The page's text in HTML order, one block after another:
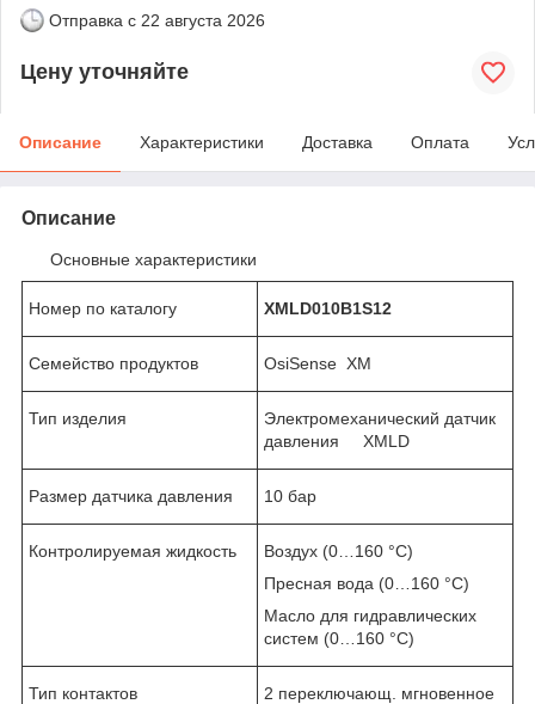
Отправка с 22 августа 2026
Цену уточняйте
Описание Характеристики Доставка Оплата
Описание
Основные характеристики
Номер по каталогу XMLD010B1S12
Семейство продуктов OsiSense XM
Тип изделия
Электромеханический датчик
давления XMLD
Размер датчика давления 10 бар
Контролируемая жидкость
Воздух (0…160 °C)
Пресная вода (0…160 °C)
Масло для гидравлических
систем (0…160 °C)
Тип контактов
2 переключающ. мгновенное